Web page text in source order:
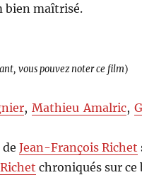
bien maîtrisé.
vous pouvez noter ce film)
,Mathieu Amalric,
deJean-François Richet
chroniqués sur ce